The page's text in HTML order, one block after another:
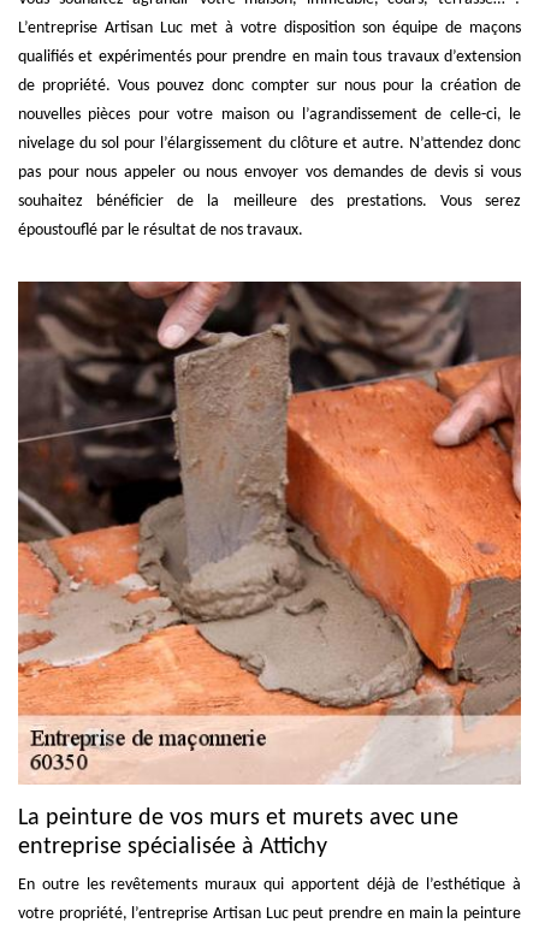
L’entreprise Artisan Luc met à votre disposition son équipe de maçons
qualifiés et expérimentés pour prendre en main tous travaux d’extension
de propriété. Vous pouvez donc compter sur nous pour la création de
nouvelles pièces pour votre maison ou l’agrandissement de celle-ci, le
nivelage du sol pour l’élargissement du clôture et autre. N’attendez donc
pas pour nous appeler ou nous envoyer vos demandes de devis si vous
souhaitez bénéficier de la meilleure des prestations. Vous serez
époustouflé par le résultat de nos travaux.
La peinture de vos murs et murets avec une
entreprise spécialisée à Attichy
En outre les revêtements muraux qui apportent déjà de l’esthétique à
votre propriété, l’entreprise Artisan Luc peut prendre en main la peinture